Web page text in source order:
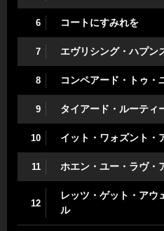
6 コートにすみれを
7 エヴリシング・ハプン
8 コンペアード・トゥ・
9 タイアード・ルーティ
10 イット・ワォズント・
11 ホエン・ユー・ラヴ・
12
レッツ・ゲット・アウ
ル